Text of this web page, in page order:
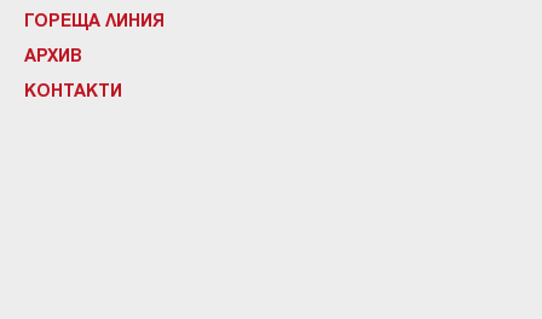
ГОРЕЩА ЛИНИЯ
АРХИВ
КОНТАКТИ